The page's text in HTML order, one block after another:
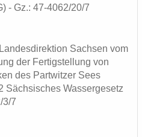
- Gz.: 47-4062/20/7
Sach­sen vom
der Fer­tig­stel­lung von
des Part­wit­zer Sees
Säch­si­sches Was­ser­ge­setz
3/7